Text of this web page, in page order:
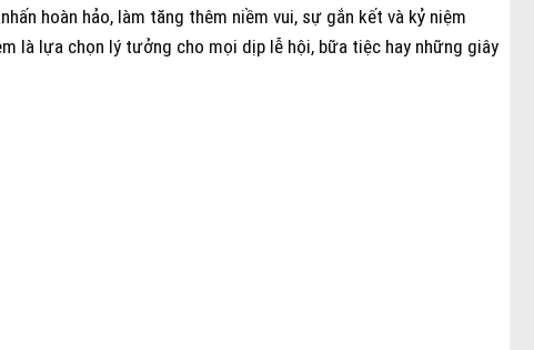
hoàn hảo, làm tăng thêm niềm vui, sự gắn kết và kỷ niệm
là lựa chọn lý tưởng cho mọi dịp lễ hội, bữa tiệc hay những giây